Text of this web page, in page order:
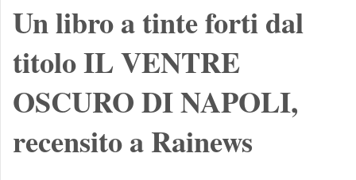
Un libro a tinte forti dal
titolo IL VENTRE
OSCURO DI NAPOLI,
recensito a Rainews